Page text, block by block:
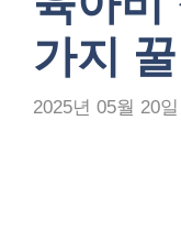
가지
2025년 05월 20일